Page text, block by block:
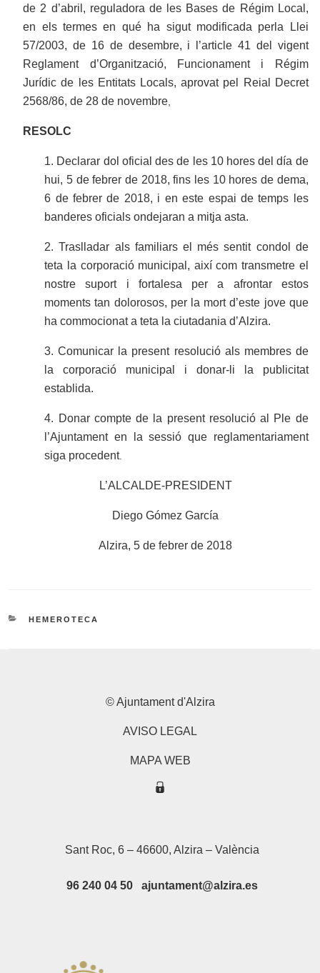
de 2 d’abril, reguladora de les Bases de Régim Local,
en els termes en qué ha sigut modificada perla Llei
57/2003, de 16 de desembre, i l’article 41 del vigent
Reglament d’Organització, Funcionament i Régim
Jurídic de les Entitats Locals, aprovat pel Reial Decret
2568/86, de 28 de novembre
RESOLC
1. Declarar dol oficial des de les 10 hores del día de
hui, 5 de febrer de 2018, fins les 10 hores de dema,
6 de febrer de 2018, i en este espai de temps les
banderes oficials ondejaran a mitja asta.
2. Traslladar als familiars el més sentit condol de
teta la corporació municipal, així com transmetre el
nostre suport i fortalesa per a afrontar estos
moments tan dolorosos, per la mort d’este jove que
ha commocionat a teta la ciutadania d’Alzira.
3. Comunicar la present resolució als membres de
la corporació municipal i donar-li la publicitat
establida.
4. Donar compte de la present resolució al Ple de
l’Ajuntament en la sessió que reglamentariament
siga procedent.
L’ALCALDE-PRESIDENT
Diego Gómez García
Alzira, 5 de febrer de 2018
CATEGORIES
HEMEROTECA
© Ajuntament d'Alzira
AVISO LEGAL
MAPA WEB
Sant Roc, 6 – 46600, Alzira – València
96 240 04 50 ajuntament@alzira.es